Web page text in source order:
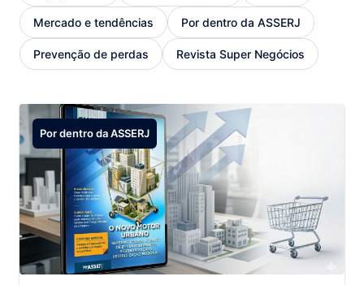
Mercado e tendências Por dentro da ASSERJ
Prevenção de perdas Revista Super Negócios
Por dentro da ASSERJ